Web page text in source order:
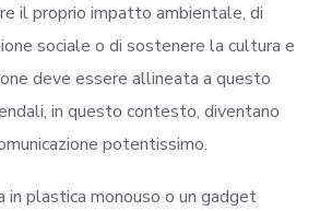
il proprio impatto ambientale, di
sociale o di sostenere la cultura e
deve essere allineata a questo
in questo contesto, diventano
potentissimo.
in plastica monouso o un gadget